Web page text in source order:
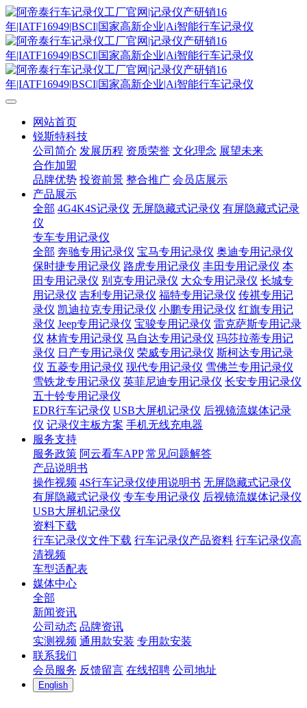
网站首页
锐斯特科技
公司简介 发展历程 资质荣誉 文化理念 展望未来
合作加盟
品牌优势 投资前景 整合推广 会员店展示
产品展示
全部 4G4K4S记录仪 无屏隐藏式记录仪 有屏隐藏式记录
仪
专车专用记录仪
全部 奔驰专用记录仪 宝马专用记录仪 奥迪专用记录仪
保时捷专用记录仪 路虎专用记录仪 丰田专用记录仪 本
田专用记录仪 别克专用记录仪 大众专用记录仪 长城专
用记录仪 吉利专用记录仪 福特专用记录仪 传祺专用记
录仪 凯迪拉克专用记录仪 小鹏专用记录仪 红旗专用记
录仪 Jeep专用记录仪 宝骏专用记录仪 雷克萨斯专用记录
仪 林肯专用记录仪 马自达专用记录仪 玛莎拉蒂专用记
录仪 日产专用记录仪 荣威专用记录仪 斯柯达专用记录
仪 五菱专用记录仪 现代专用记录仪 雪佛兰专用记录仪
雪铁龙专用记录仪 英菲尼迪专用记录仪 长安专用记录仪
五十铃专用记录仪
EDR行车记录仪 USB大屏机记录仪 后视镜流媒体记录
仪 记录仪主板方案 手机无线充电器
服务支持
服务政策 阿云看车APP 常见问题解答
产品说明书
操作视频 4S行车记录仪使用说明书 无屏隐藏式记录仪
有屏隐藏式记录仪 专车专用记录仪 后视镜流媒体记录仪
USB大屏机记录仪
资料下载
行车记录仪文件下载 行车记录仪产品资料 行车记录仪高
清视频
车型适配表
媒体中心
全部
新闻资讯
公司动态 品牌资讯
实测视频 通用款安装 专用款安装
联系我们
会员服务 反馈留言 在线招聘 公司地址
English